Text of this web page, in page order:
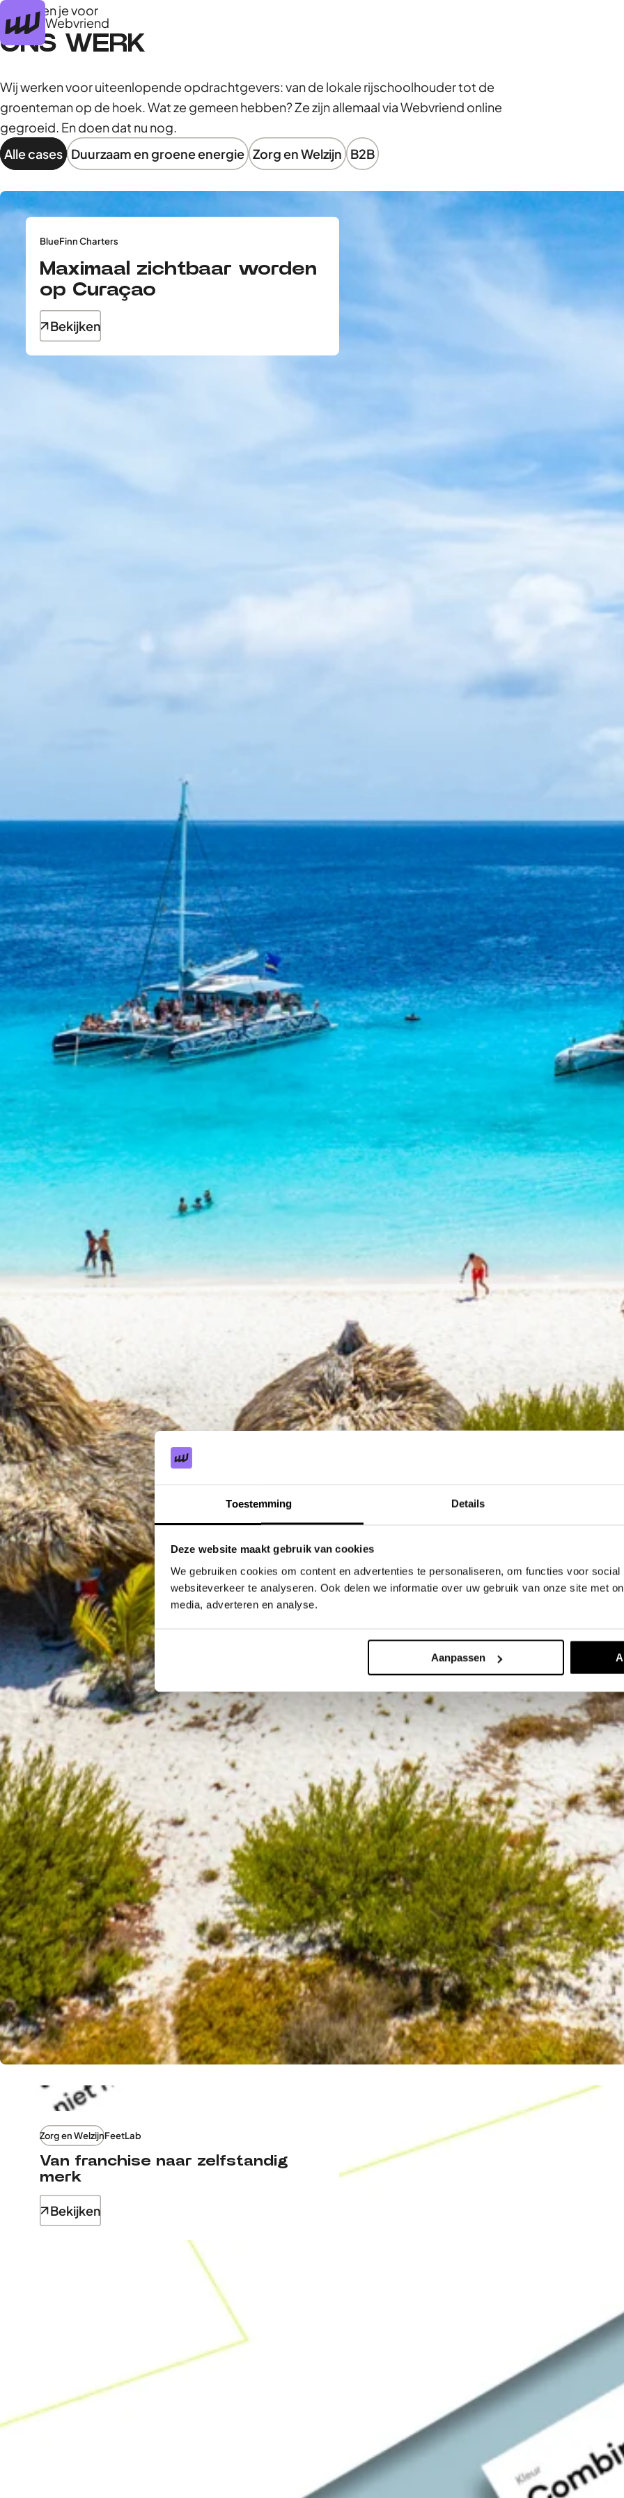
Toestemming Details
Deze website maakt gebruik van cookies
We gebruiken cookies om content en advertenties te personaliseren, om functies voor
websiteverkeer te analyseren. Ook delen we informatie over uw gebruik van onze site met
media, adverteren en analyse.
Aanpassen
Webvriend
Zij gingen je voor
ONS WERK
Wij werken voor uiteenlopende opdrachtgevers: van de lokale rijschoolhouder tot de
groenteman op de hoek. Wat ze gemeen hebben? Ze zijn allemaal via Webvriend online
gegroeid. En doen dat nu nog.
Alle cases Duurzaam en groene energie Zorg en Welzijn B2B
BlueFinn Charters
Maximaal zichtbaar worden
op Curaçao
Bekijken
Zorg en WelzijnFeetLab
Van franchise naar zelfstandig
merk
Bekijken